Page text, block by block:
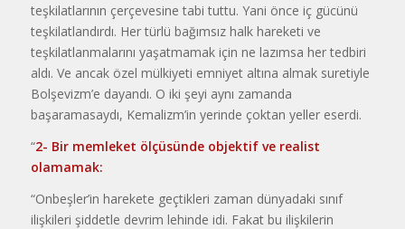
teşkilatlarının çerçevesine tabi tuttu. Yani önce iç gücünü
teşkilatlandırdı. Her türlü bağımsız halk hareketi ve
teşkilatlanmalarını yaşatmamak için ne lazımsa her tedbiri
aldı. Ve ancak özel mülkiyeti emniyet altına almak suretiyle
Bolşevizm’e dayandı. O iki şeyi aynı zamanda
başaramasaydı, Kemalizm’in yerinde çoktan yeller eserdi.
“2- Bir memleket ölçüsünde objektif ve realist
olamamak:
“Onbeşler’in harekete geçtikleri zaman dünyadaki sınıf
ilişkileri şiddetle devrim lehinde idi. Fakat bu ilişkilerin